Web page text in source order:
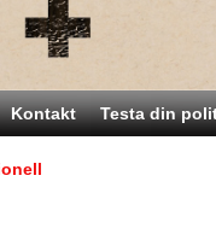
Kontakt Testa din